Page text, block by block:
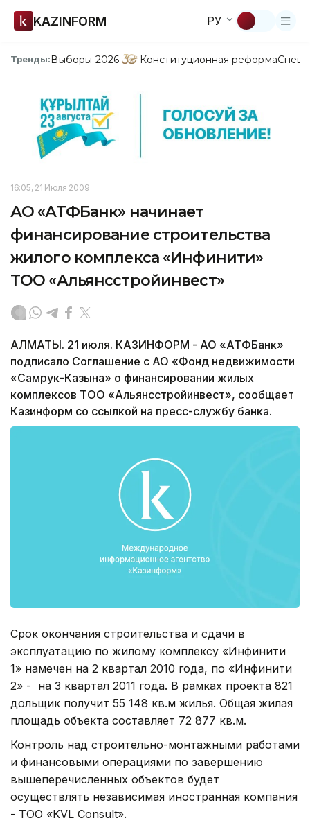
KAZINFORM РУ
Тренды:Выборы-2026 Конституционная реформа
16:05, 21 Июля 2009
АО «АТФБанк» начинает
финансирование строительства
жилого комплекса «Инфинити»
ТОО «Альянсстройинвест»
АЛМАТЫ. 21 июля. КАЗИНФОРМ - АО «АТФБанк»
подписало Соглашение с АО «Фонд недвижимости
«Самрук-Казына» о финансировании жилых
комплексов ТОО «Альянсстройинвест», сообщает
Казинформ со ссылкой на пресс-службу банка.
Срок окончания строительства и сдачи в
эксплуатацию по жилому комплексу «Инфинити
1» намечен на 2 квартал 2010 года, по «Инфинити
2» - на 3 квартал 2011 года. В рамках проекта 821
дольщик получит 55 148 кв.м жилья. Общая жилая
площадь объекта составляет 72 877 кв.м.
Контроль над строительно-монтажными работами
и финансовыми операциями по завершению
вышеперечисленных объектов будет
осуществлять независимая иностранная компания
- ТОО «KVL Consult».